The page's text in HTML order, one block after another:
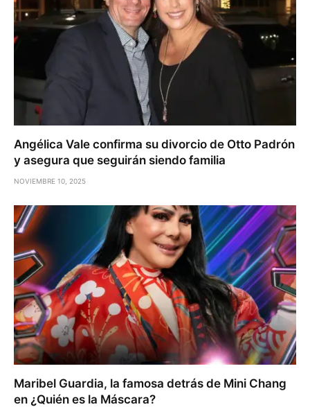
Angélica Vale confirma su divorcio de Otto Padrón
y asegura que seguirán siendo familia
NOVIEMBRE 10, 2025
Maribel Guardia, la famosa detrás de Mini Chang
en ¿Quién es la Máscara?